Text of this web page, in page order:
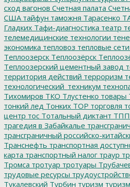
сход вагонов Счетная палата
США тайфун таможня Тарасенко
Гладких Тафи-диагностика театр
телемедицинские технологии
экономика тепловоз тепловые сети
Теплоозерск Теплоозёрск
Теплоозерский цементный завод
территория действий терроризм
технологический_техникум
Тихомиров ТКО Тлустенко товары
тонкий лед Тонких ТОР торговля
центр тос Тотальный диктант
трагедия в Забайкалье
трансграничный российско-
Транснефть транспортная
карта транспортный налог траур
Тромса тротуар тротуары
трудовые ресурсы
Тукалевский Турбин туризм